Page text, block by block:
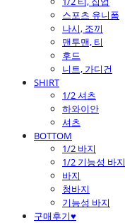
스포츠 유니폼
나시, 조끼
맨투맨, 티
후드
니트, 가디건
SHIRT
1/2 셔츠
하와이안
셔츠
BOTTOM
1/2 바지
1/2 기능성 바지
바지
청바지
기능성 바지
구매후기♥